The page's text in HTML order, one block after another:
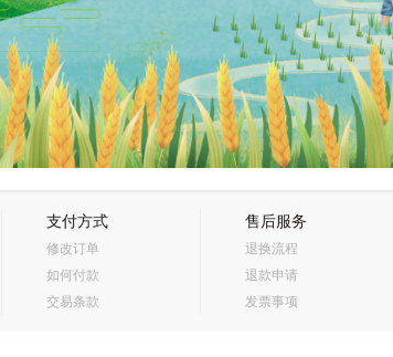
支付方式
修改订单
如何付款
交易条款
售后服务
退换流程
退款申请
发票事项